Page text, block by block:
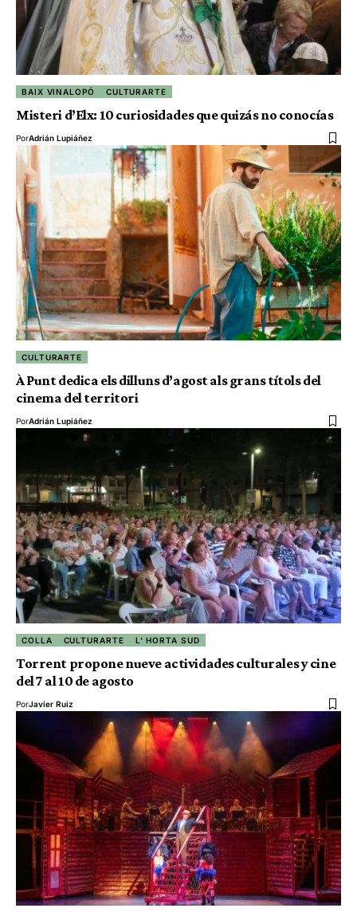
BAIX VINALOPÓ CULTURARTE
Misteri d’Elx: 10 curiosidades que quizás no conocías
PorAdrián Lupiáñez
CULTURARTE
À Punt dedica els dilluns d’agost als grans títols del
cinema del territori
PorAdrián Lupiáñez
COLLA CULTURARTE L' HORTA SUD
Torrent propone nueve actividades culturales y cine
del 7 al 10 de agosto
PorJavier Ruiz